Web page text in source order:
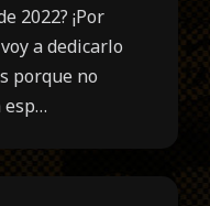
2022? ¡Por
a dedicarlo
porque no
esp…